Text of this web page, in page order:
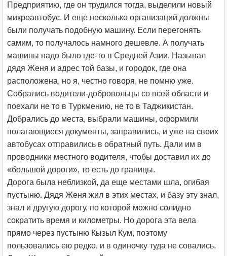
Предприятию, где он трудился тогда, выделили новый
микроавтобус. И еще несколько организаций должны
были получать подобную машину. Если перегонять
самим, то получалось намного дешевле. А получать
машины надо было где-то в Средней Азии. Называл
дядя Женя и адрес той базы, и городок, где она
расположена, но я, честно говоря, не помню уже.
Собрались водители-добровольцы со всей области и
поехали не то в Туркмению, не то в Таджикистан.
Добрались до места, выбрали машины, оформили
полагающиеся документы, заправились, и уже на своих
автобусах отправились в обратный путь. Дали им в
проводники местного водителя, чтобы доставил их до
«большой дороги», то есть до границы.
Дорога была неблизкой, да еще местами шла, огибая
пустыню. Дядя Женя жил в этих местах, и базу эту знал,
знал и другую дорогу, по которой можно солидно
сократить время и километры. Но дорога эта вела
прямо через пустыню Кызыл Кум, поэтому
пользовались ею редко, и в одиночку туда не совались.